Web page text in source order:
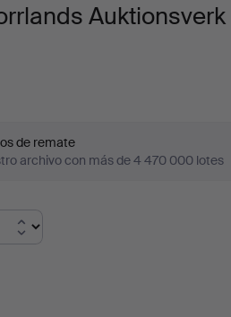
Auktionsverk
de remate
archivo con más de 4 470 000 lotes